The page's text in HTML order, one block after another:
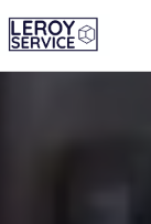
porte-blinde